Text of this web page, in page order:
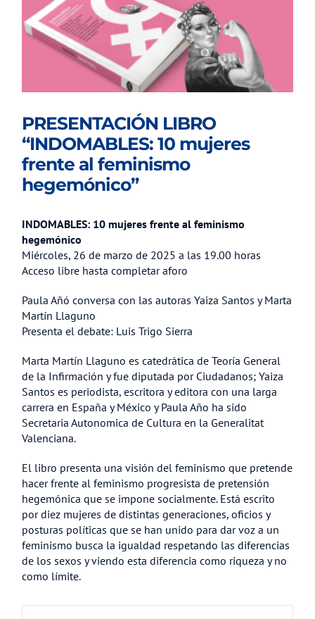
PRESENTACIÓN LIBRO
“INDOMABLES: 10 mujeres
frente al feminismo
hegemónico”
INDOMABLES: 10 mujeres frente al feminismo
hegemónico
Miércoles, 26 de marzo de 2025 a las 19.00 horas
Acceso libre hasta completar aforo
Paula Añó conversa con las autoras Yaiza Santos y Marta
Martín Llaguno
Presenta el debate: Luis Trigo Sierra
Marta Martín Llaguno es catedrática de Teoría General
de la Infirmación y fue diputada por Ciudadanos; Yaiza
Santos es periodista, escritora y editora con una larga
carrera en España y México y Paula Año ha sido
Secretaria Autonomica de Cultura en la Generalitat
Valenciana.
El libro presenta una visión del feminismo que pretende
hacer frente al feminismo progresista de pretensión
hegemónica que se impone socialmente. Está escrito
por diez mujeres de distintas generaciones, oficios y
posturas políticas que se han unido para dar voz a un
feminismo busca la igualdad respetando las diferencias
de los sexos y viendo esta diferencia como riqueza y no
como límite.